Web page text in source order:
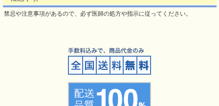
禁忌や注意事項があるので、必ず医師の処方や指示に従ってください。